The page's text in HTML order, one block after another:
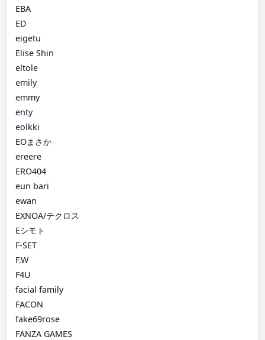
EBA
ED
eigetu
Elise Shin
eltole
emily
emmy
enty
eolkki
EOまさか
ereere
ERO404
eun bari
ewan
EXNOA/テクロス
Eシモト
F-SET
F.W
F4U
facial family
FACON
fake69rose
FANZA GAMES